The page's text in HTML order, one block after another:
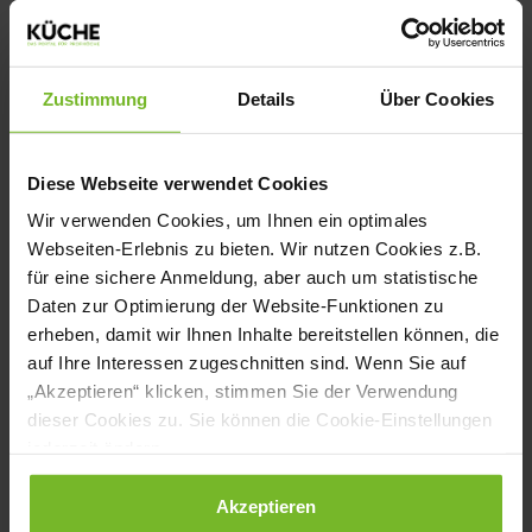
Zustimmung Details Über Cookies
Diese Webseite verwendet Cookies
Wir verwenden Cookies, um Ihnen ein optimales
Webseiten-Erlebnis zu bieten. Wir nutzen Cookies z.B.
für eine sichere Anmeldung, aber auch um statistische
Daten zur Optimierung der Website-Funktionen zu
erheben, damit wir Ihnen Inhalte bereitstellen können, die
auf Ihre Interessen zugeschnitten sind. Wenn Sie auf
„Akzeptieren“ klicken, stimmen Sie der Verwendung
dieser Cookies zu. Sie können die Cookie-Einstellungen
Datenschutzerklärung|Impressum
Akzeptieren
die ein hohes Frittieraufkommen haben.
Bereits in vielen Küchen und Backstuben
genutzt, bietet der neue VITO XM. Eine
wurde zusätzlich mit einem
Schnellverschluss ausgestattet und ihre
Form noch ergonomischer gestaltet.
Zusammen mit dem frei
höhenverstellbaren Griff ist der VITO XM
jetzt noch kompakter und somit noch
einfacher in jeder Küche oder Backstube zu
verstauen. Der neue verschließbare Deckel
rundet das verbesserte Design ab.